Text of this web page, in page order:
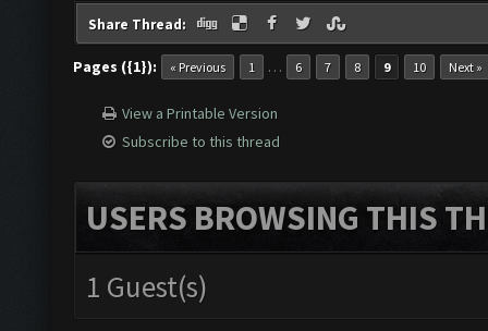
Share Thread:
Pages ({1}): « Previous 1 … 6 7 8 9 10 Next »
View a Printable Version
Subscribe to this thread
USERS BROWSING THIS
1 Guest(s)